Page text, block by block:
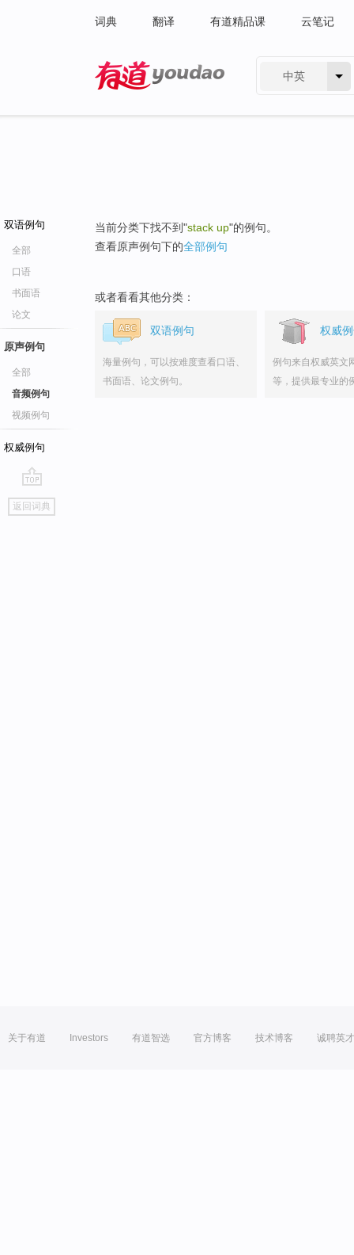
词典 翻译 有道精品课 云笔记
中英
双语例句
全部
口语
书面语
论文
原声例句
全部
音频例句
视频例句
权威例句
go
top
返回词典
当前分类下找不到"stack up"的例句。
查看原声例句下的全部例句
或者看看其他分类：
双语例句
海量例句，可以按难度查看口语、
书面语、论文例句。
权威
例句来自权威英文
等，提供最专业的
关于有道 Investors 有道智选 官方博客 技术博客 诚聘英才